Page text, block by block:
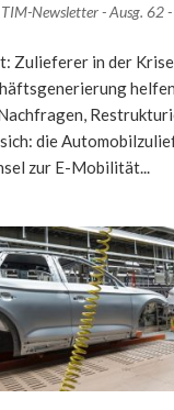
TIM-Newsletter - Ausg. 62
Zulieferer in der
die
zur E-Mobilität...